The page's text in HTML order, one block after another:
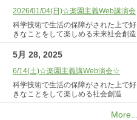
2026/01/04(日)☆楽園主義Web講演会
科学技術で生活の保障がされた上で好
きなことをして楽しめる未来社会創造
5月 28, 2025
6/14(土)☆楽園主義講Web演会☆
科学技術で生活の保障がされた上で好
きなことをして楽しめる社会創造
More...